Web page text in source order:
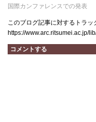
国際カンファレンスでの発表
このブログ記事に対するトラッ
https://www.arc.ritsumei.ac.jp/
コメントする